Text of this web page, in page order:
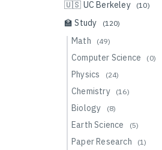
🇺🇸 UC Berkeley (10)
🏫 Study (120)
Math (49)
Computer Science (0)
Physics (24)
Chemistry (16)
Biology (8)
Earth Science (5)
Paper Research (1)